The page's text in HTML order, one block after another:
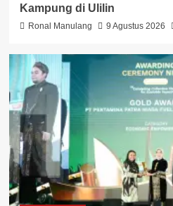
Kampung di Ulilin
Ronal Manulang 9 Agustus 2026